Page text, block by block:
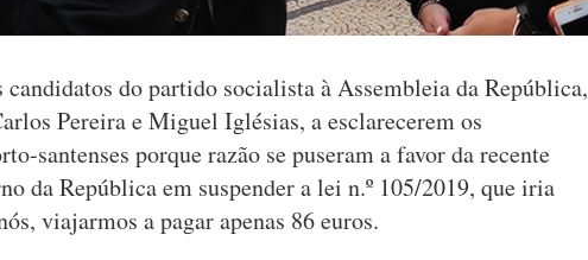
candidatos do partido socialista à Assembleia da República,
Pereira e Miguel Iglésias, a esclarecerem os
santenses porque razão se puseram a favor da recente
da República em suspender a lei n.º 105/2019, que iria
viajarmos a pagar apenas 86 euros.